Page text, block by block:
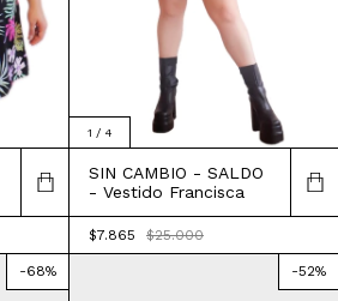
1 / 4
SIN CAMBIO - SALDO
- Vestido Francisca
$7.865 $25.000
-68% -52%